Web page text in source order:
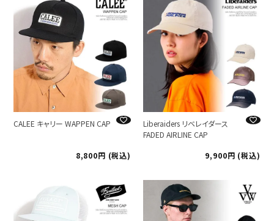
CALEE キャリー WAPPEN CAP
8,800 税込
Liberaiders リベレイダース
FADED AIRLINE CAP
9,900
税込